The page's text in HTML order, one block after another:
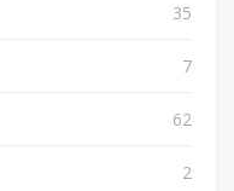
35
7
62
2